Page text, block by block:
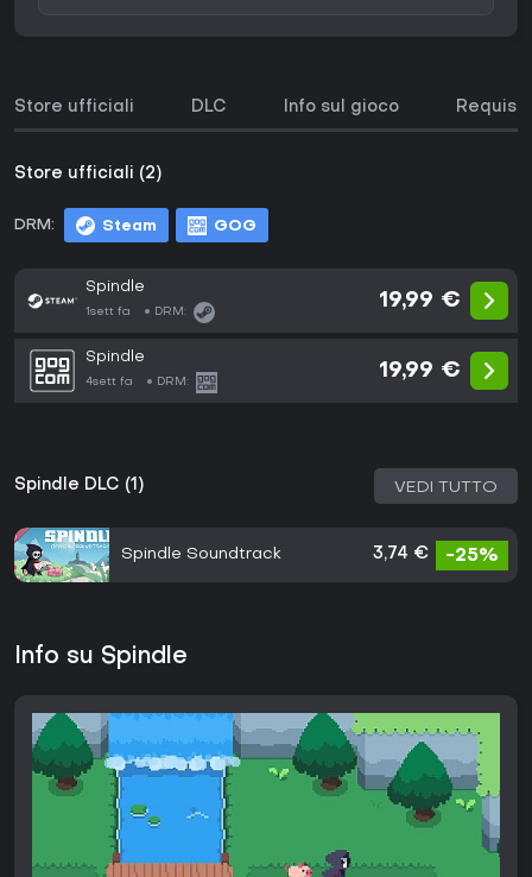
Store ufficiali DLC Info sul gioco
Store ufficiali (2)
DRM: Steam GOG
Spindle
1sett fa DRM:
19,99 €
Spindle
4sett fa DRM:
19,99 €
Spindle DLC (1) VEDI TUTTO
Spindle Soundtrack 3,74 € -25%
Info su Spindle